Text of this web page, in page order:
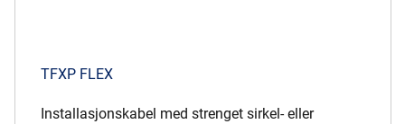
TFXP FLEX
Installasjonskabel med strenget sirkel- eller